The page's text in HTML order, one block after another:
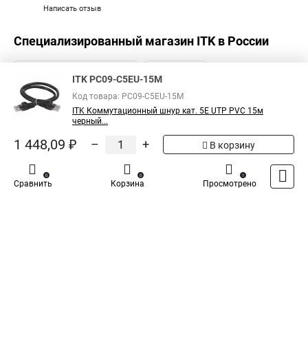
Написать отзыв
Специализированный магазин ITKв России
ITK PC09-C5EU-15M
Код товара: PC09-C5EU-15M
ITK Коммутационный шнур кат. 5Е UTP PVC 15м
черный...
1 448,09 ₽ – + В корзину
Сравнить
0
Корзина
0
Просмотрено
1